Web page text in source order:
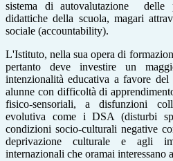
sistema di autovalutazione delle
didattiche della scuola, magari
sociale (accountability).
L'Istituto, nella sua opera di
pertanto deve investire un
intenzionalità educativa a favore
alunne con difficoltà di
fisico-sensoriali, a disfunzioni
evolutiva come i DSA (disturbi
condizioni socio-culturali negative
deprivazione culturale e agli
internazionali che oramai interessano